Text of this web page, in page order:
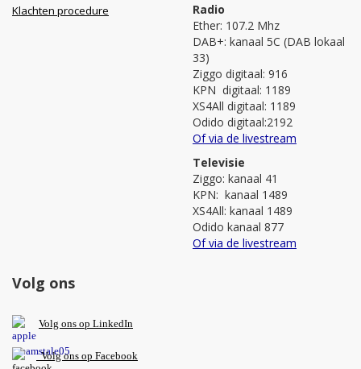
Klachten procedure
Radio
Ether: 107.2 Mhz
DAB+: kanaal 5C (DAB lokaal
33)
Ziggo digitaal: 916
KPN digitaal: 1189
XS4All digitaal: 1189
Odido digitaal:2192
Of via de livestream
Televisie
Ziggo: kanaal 41
KPN: kanaal 1489
XS4All: kanaal 1489
Odido kanaal 877
Of via de livestream
Volg ons
Volg ons op LinkedIn
Volg ons op Facebook